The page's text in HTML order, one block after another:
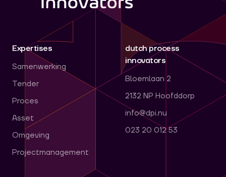
Expertises
Samenwerking
Tender
Proces
Asset
Omgeving
Projectmanagement
dutch process
innovators
Bloemlaan 2
2132 NP Hoofddorp
info@dpi.nu
023 20 012 53